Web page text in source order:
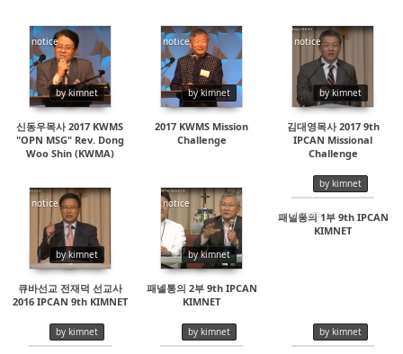
notice
by kimnet
19294
신동우목사 2017 KWMS
"OPN MSG" Rev. Dong
Woo Shin (KWMA)
notice
by kimnet
17870
2017 KWMS Mission
Challenge
notice
by kimnet
20114
김대영목사 2017 9th
IPCAN Missional
Challenge
notice
by kimnet
30010
큐바선교 전재덕 선교사
2016 IPCAN 9th KIMNET
notice
by kimnet
16458
패넬통의 2부 9th IPCAN
KIMNET
notice
by kimnet
패널통의 1부 9th IPCAN
KIMNET
by kimnet by kimnet by kimnet